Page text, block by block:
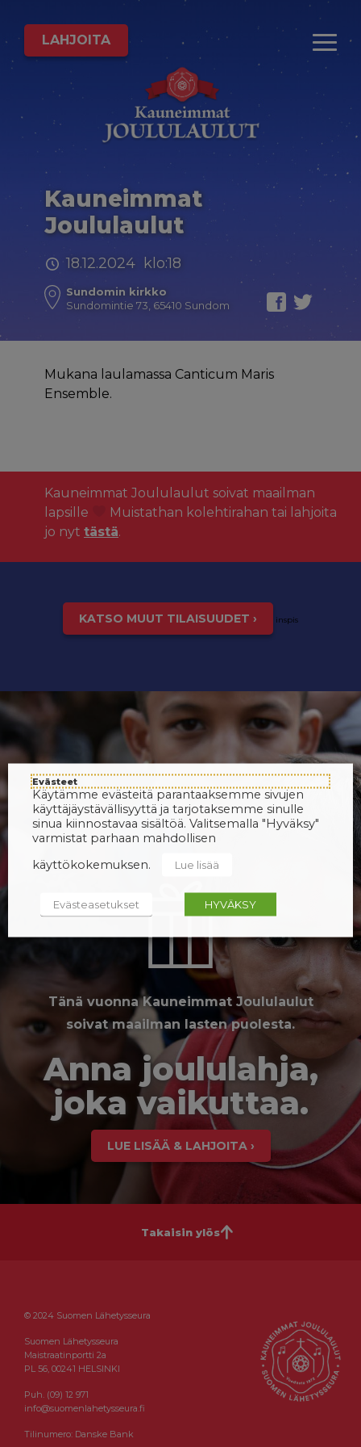
LAHJOITA
Kauneimmat
Joululaulut
18.12.2024 klo:18
Sundomin kirkko
Sundomintie 73, 65410 Sundom
Mukana laulamassa Canticum Maris
Ensemble.
Kauneimmat Joululaulut soivat maailman
lapsille
Muistathan kolehtirahan tai lahjoita
jo nyt tästä.
KATSO MUUT TILAISUUDET › inspis
Tänä vuonna Kauneimmat Joululaulut
soivat maailman lasten puolesta.
Anna joululahja,
joka vaikuttaa.
LUE LISÄÄ & LAHJOITA ›
Takaisin ylös
© 2024 Suomen Lähetysseura
Suomen Lähetysseura
Maistraatinportti 2a
PL 56, 00241 HELSINKI
Puh. (09) 12 971
info@suomenlahetysseura.fi
Tilinumero: Danske Bank
Evästeet
Käytämme evästeitä parantaaksemme sivujen
käyttäjäystävällisyyttä ja tarjotaksemme sinulle
sinua kiinnostavaa sisältöä. Valitsemalla "Hyväksy"
varmistat parhaan mahdollisen
käyttökokemuksen.
Lue lisää
Evästeasetukset HYVÄKSY